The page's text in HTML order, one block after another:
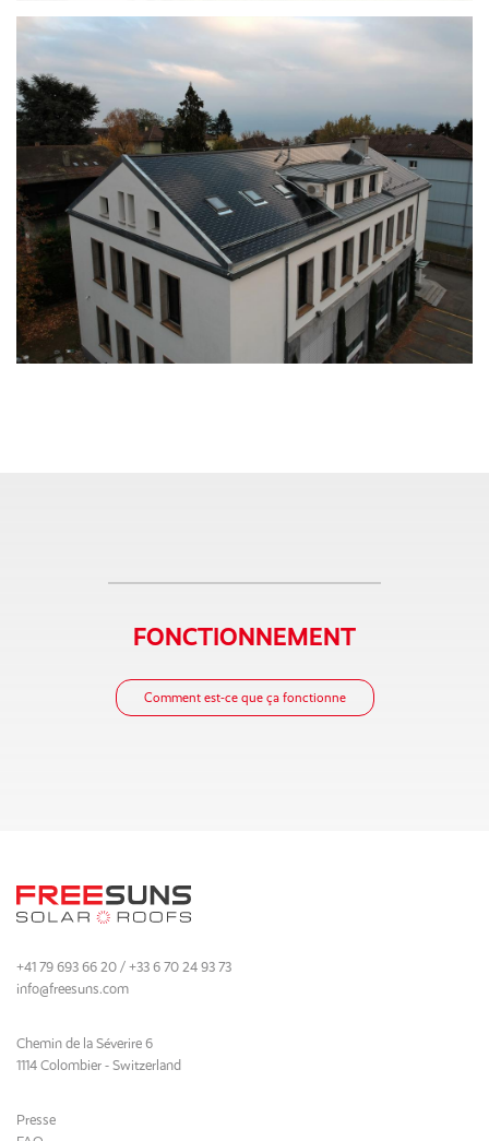
FONCTIONNEMENT
Comment est-ce que ça fonctionne
+41 79 693 66 20 / +33 6 70 24 93 73
info@freesuns.com
Chemin de la Séverire 6
1114 Colombier - Switzerland
Presse